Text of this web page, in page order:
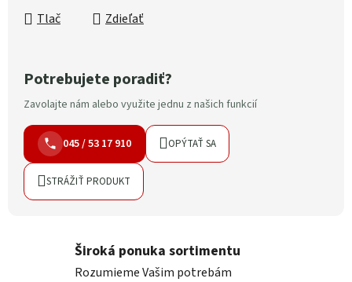
Tlač Zdieľať
Potrebujete poradiť?
Zavolajte nám alebo využite jednu z našich funkcií
045 / 53 17 910 OPÝTAŤ SA
STRÁŽIŤ PRODUKT
Široká ponuka sortimentu
Rozumieme Vašim potrebám